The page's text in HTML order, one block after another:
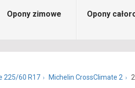
Opony zimowe Opony
225/60 R17 Michelin CrossClimate 2